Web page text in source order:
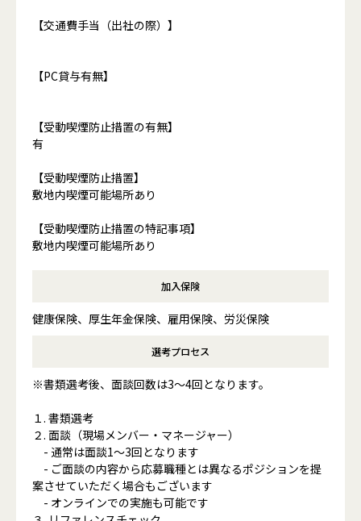
【交通費手当（出社の際）】
【PC貸与有無】
【受動喫煙防止措置の有無】
有
【受動喫煙防止措置】
敷地内喫煙可能場所あり
【受動喫煙防止措置の特記事項】
敷地内喫煙可能場所あり
加入保険
健康保険、厚生年金保険、雇用保険、労災保険
選考プロセス
※書類選考後、面談回数は3〜4回となります。
１. 書類選考
２. 面談（現場メンバー・マネージャー）
- 通常は面談1〜3回となります
- ご面談の内容から応募職種とは異なるポジションを提
案させていただく場合もございます
- オンラインでの実施も可能です